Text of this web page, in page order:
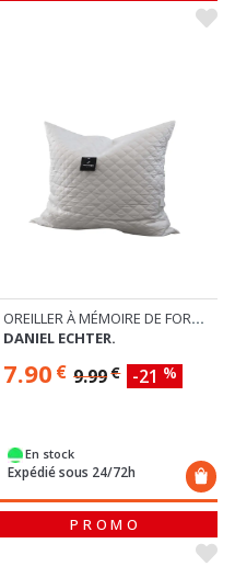
OREILLER À MÉMOIRE DE FORME
DANIEL ECHTER.
7.90 € 9.99€ -21 %
En stock
Expédié sous 24/72h
PROMO